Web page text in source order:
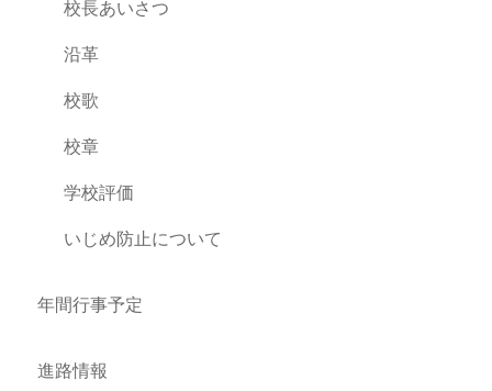
校長あいさつ
沿革
校歌
校章
学校評価
いじめ防止について
年間行事予定
進路情報